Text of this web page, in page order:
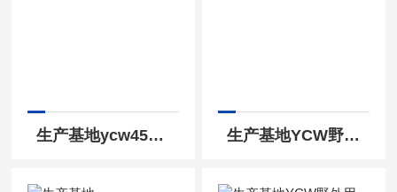
生产基地ycw450/750V 3*4+2*2.5野外橡套软电缆 生产基地YCW野外用移动式橡皮电缆450/750V